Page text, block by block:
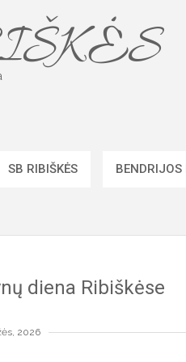
SB RIBIŠKĖS
diena Ribiškėse
2026